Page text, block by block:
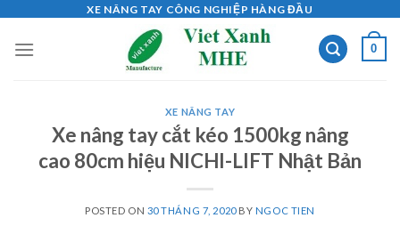
content
XE NÂNG TAY CÔNG NGHIỆP HÀNG ĐẦU
0
XE NÂNG TAY
Xe nâng tay cắt kéo 1500kg nâng
cao 80cm hiệu NICHI-LIFT Nhật Bản
POSTED ON 30 THÁNG 7, 2020BY NGOC TIEN